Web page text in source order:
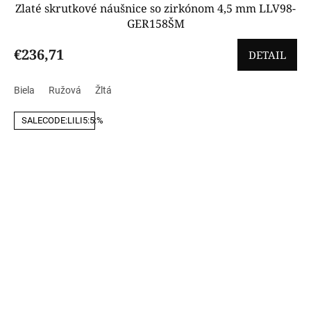
Zlaté skrutkové náušnice so zirkónom 4,5 mm LLV98-
GER158ŠM
€236,71 DETAIL
Biela Ružová Žltá
SALECODE:LILI5:5:%